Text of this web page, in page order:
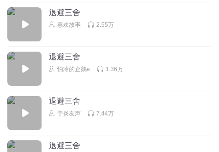
退避三舍
嘉欢故事 2.55万
退避三舍
怕冷的企鹅e 1.36万
退避三舍
于炎友声 7.44万
退避三舍